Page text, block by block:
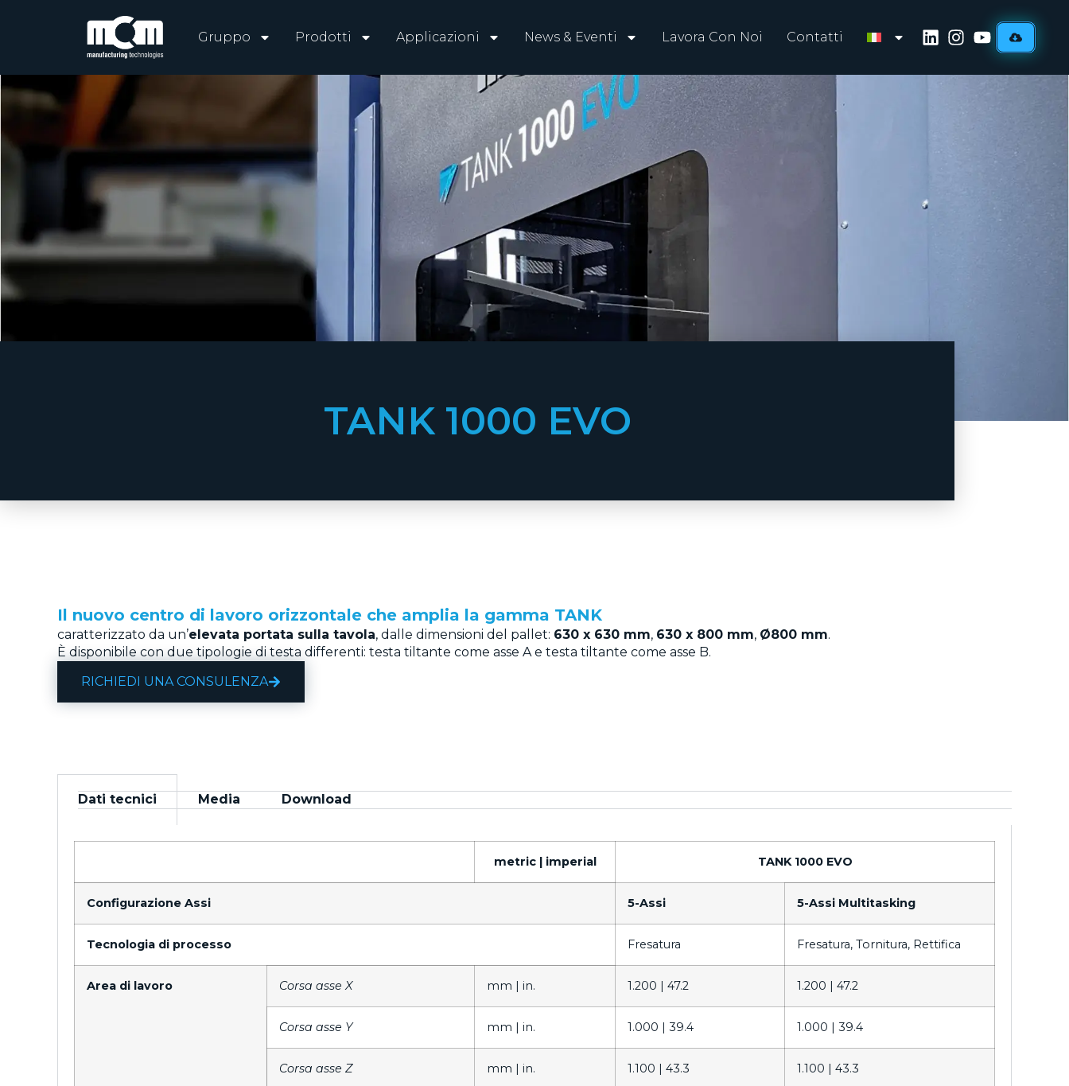
Gruppo Prodotti Applicazioni News & Eventi Lavora Con Noi Contatti
TANK 1000 EVO
Il nuovo centro di lavoro orizzontale che amplia la gamma TANK
caratterizzato da un’elevata portata sulla tavola, dalle dimensioni del pallet: 630 x 630 mm, 630 x 800 mm, Ø800 mm.
È disponibile con due tipologie di testa differenti: testa tiltante come asse A e testa tiltante come asse B.
RICHIEDI UNA CONSULENZA
Dati tecnici Media Download
metric | imperial TANK 1000 EVO
Configurazione Assi 5-Assi 5-Assi Multitasking
Tecnologia di processo Fresatura Fresatura, Tornitura, Rettifica
Area di lavoro Corsa asse X mm | in. 1.200 | 47.2 1.200 | 47.2
Corsa asse Y mm | in. 1.000 | 39.4 1.000 | 39.4
Corsa asse Z mm | in. 1.100 | 43.3 1.100 | 43.3